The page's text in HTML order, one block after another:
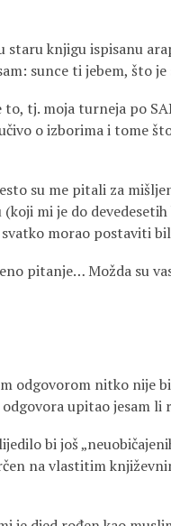
staru knjigu ispisanu
sunce ti jebem, što je
to, tj. moja turneja po
o izborima i tome
su me pitali za
mi je do
morao postaviti
pitanje… Možda su
odgovorom nitko nije
upitao jesam
bi još
na vlastitim